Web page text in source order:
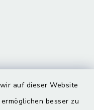
auf dieser Website
besser zu